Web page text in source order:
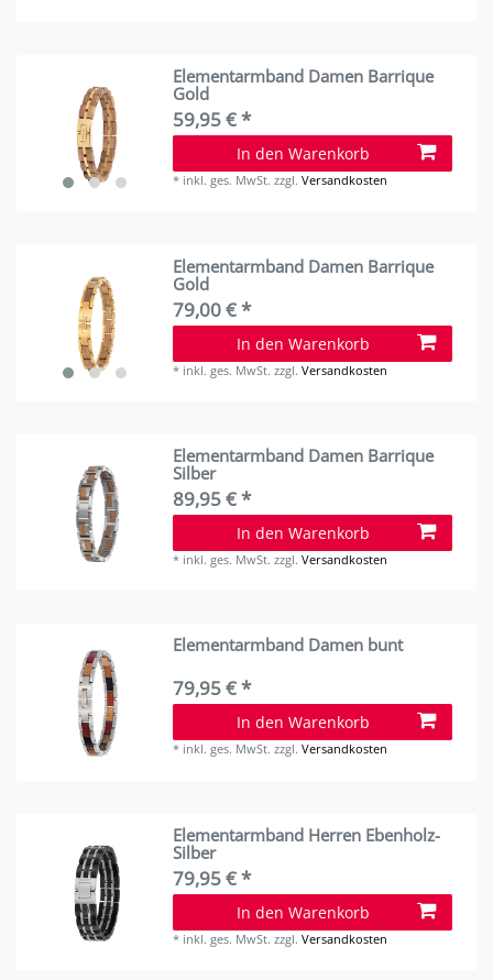
Elementarmband Damen Barrique
Gold
59,95 € *
In den Warenkorb
* inkl. ges. MwSt. zzgl.Versandkosten
Elementarmband Damen Barrique
Gold
79,00 € *
In den Warenkorb
* inkl. ges. MwSt. zzgl.Versandkosten
Elementarmband Damen Barrique
Silber
89,95 € *
In den Warenkorb
* inkl. ges. MwSt. zzgl.Versandkosten
Elementarmband Damen bunt
79,95 € *
In den Warenkorb
* inkl. ges. MwSt. zzgl.Versandkosten
Elementarmband Herren Ebenholz-
Silber
79,95 € *
In den Warenkorb
* inkl. ges. MwSt. zzgl.Versandkosten